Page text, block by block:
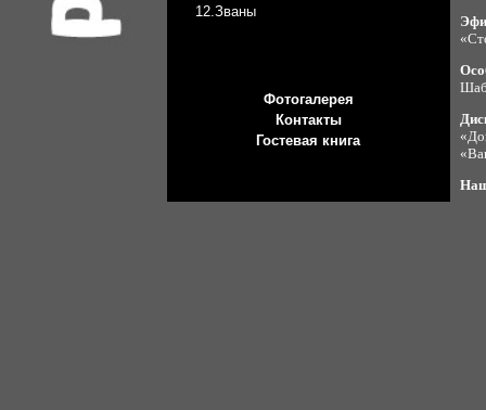
12.Званы
Фотогалерея
Контакты
Гостевая книга